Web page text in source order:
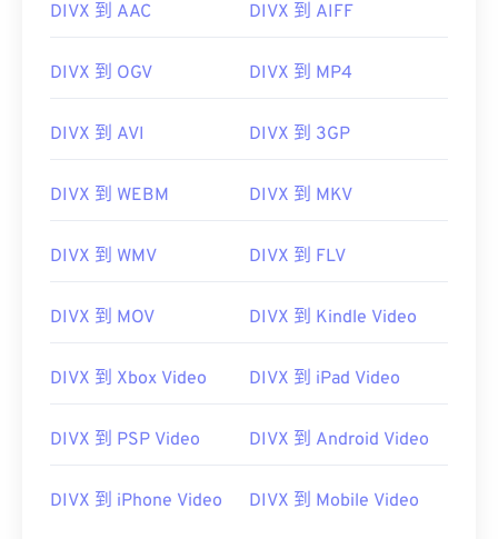
DIVX 到 AAC DIVX 到 AIFF
DIVX 到 OGV DIVX 到 MP4
DIVX 到 AVI DIVX 到 3GP
DIVX 到 WEBM DIVX 到 MKV
DIVX 到 WMV DIVX 到 FLV
DIVX 到 MOV DIVX 到 Kindle Video
DIVX 到 Xbox Video DIVX 到 iPad Video
DIVX 到 PSP Video DIVX 到 Android Video
DIVX 到 iPhone Video DIVX 到 Mobile Video